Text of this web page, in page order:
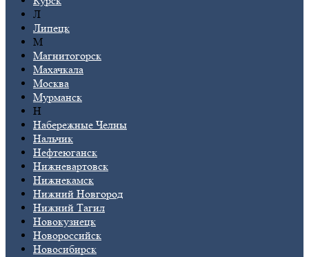
Л
Липецк
М
Магнитогорск
Махачкала
Москва
Мурманск
Н
Набережные Челны
Нальчик
Нефтеюганск
Нижневартовск
Нижнекамск
Нижний Новгород
Нижний Тагил
Новокузнецк
Новороссийск
Новосибирск